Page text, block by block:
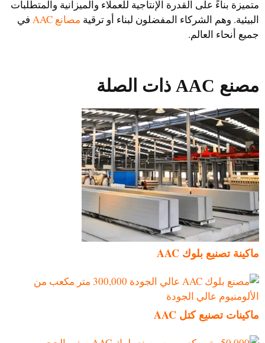
متميزة بناءً على القدرة الإنتاجية للعملاء والميزانية والمتطلبات
البيئية. وهم الشركاء المفضلون لبناء أو ترقية مصانع AAC
في
جميع أنحاء العالم.
مصنع AAC ذات الصلة
ماكينة تصنيع بلوك AAC
ماكينات تصنيع كتل AAC